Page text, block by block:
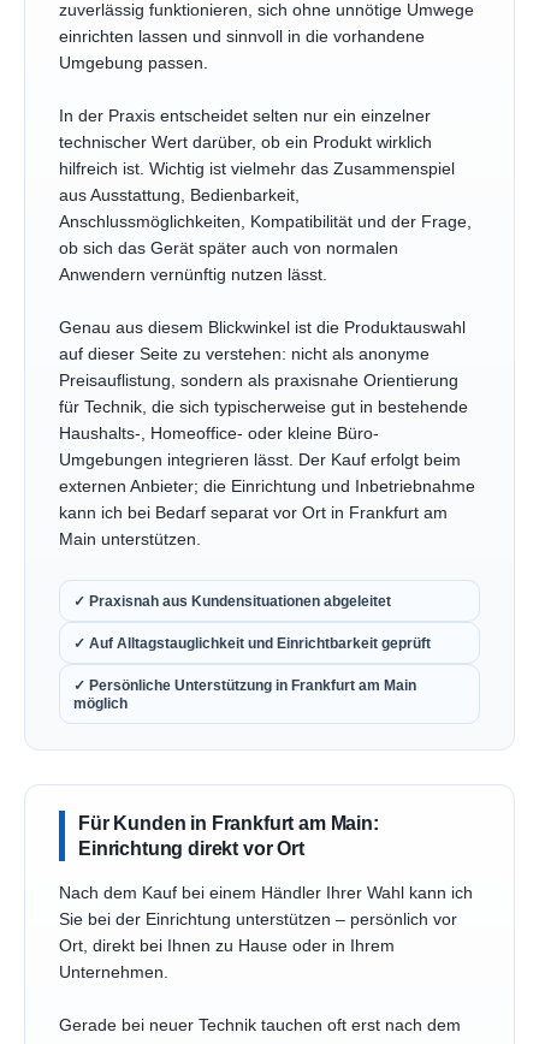
zuverlässig funktionieren, sich ohne unnötige Umwege
einrichten lassen und sinnvoll in die vorhandene
Umgebung passen.
In der Praxis entscheidet selten nur ein einzelner
technischer Wert darüber, ob ein Produkt wirklich
hilfreich ist. Wichtig ist vielmehr das Zusammenspiel
aus Ausstattung, Bedienbarkeit,
Anschlussmöglichkeiten, Kompatibilität und der Frage,
ob sich das Gerät später auch von normalen
Anwendern vernünftig nutzen lässt.
Genau aus diesem Blickwinkel ist die Produktauswahl
auf dieser Seite zu verstehen: nicht als anonyme
Preisauflistung, sondern als praxisnahe Orientierung
für Technik, die sich typischerweise gut in bestehende
Haushalts-, Homeoffice- oder kleine Büro-
Umgebungen integrieren lässt. Der Kauf erfolgt beim
externen Anbieter; die Einrichtung und Inbetriebnahme
kann ich bei Bedarf separat vor Ort in Frankfurt am
Main unterstützen.
✓ Praxisnah aus Kundensituationen abgeleitet
✓ Auf Alltagstauglichkeit und Einrichtbarkeit geprüft
✓ Persönliche Unterstützung in Frankfurt am Main
möglich
Für Kunden in Frankfurt am Main:
Einrichtung direkt vor Ort
Nach dem Kauf bei einem Händler Ihrer Wahl kann ich
Sie bei der Einrichtung unterstützen – persönlich vor
Ort, direkt bei Ihnen zu Hause oder in Ihrem
Unternehmen.
Gerade bei neuer Technik tauchen oft erst nach dem